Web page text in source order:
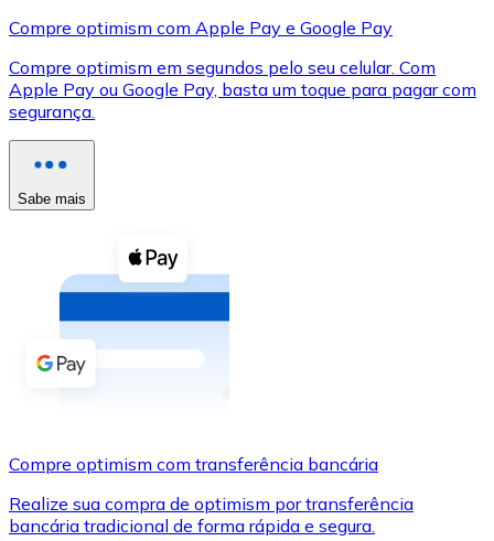
XRP
XRP
Ver tudo
Cupons cripto
Compre criptomoedas com dinheiro e outros
Comprar com dinheiro
Transferência SEPA
Use cartões Visa e Mastercard para comprar
Compre optimism com Apple Pay e Google Pay
Compre optimism em segundos pelo seu celular. Com
Apple Pay ou Google Pay, basta um toque para pagar com
segurança.
Sabe mais
Compre optimism com transferência bancária
Realize sua compra de optimism por transferência
bancária tradicional de forma rápida e segura.